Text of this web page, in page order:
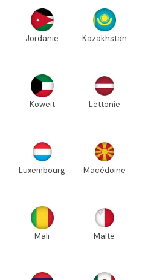
Jordanie Kazakhstan
Koweït Lettonie
Luxembourg Macédoine
Mali Malte